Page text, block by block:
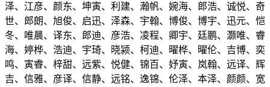
泽、江彦、颜东、坤寅、利建、瀚帆、婉海、郎浩、诚悦、奇
世、郎朗、旭俊、启迅、泽森、宇翰、博俊、博宇、迅元、恺
冬、唯晨、译东、郎迪、彦浩、凌程、卿宇、廷鹏、灏唯、睿
海、婷桦、浩迪、宇琦、晓颍、柯迪、曜桦、曜伦、吉博、奕
鸣、寅睿、梓甜、远紫、悦健、锦百、妤寅、岚翰、远译、辉
吉、信雅、彦译、信静、远铭、逸锦、伦泽、本泽、颜颜、宽